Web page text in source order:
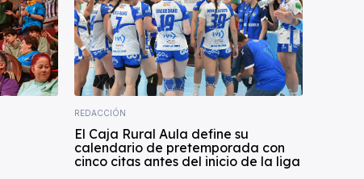
REDACCIÓN
El Caja Rural Aula define su
calendario de pretemporada con
cinco citas antes del inicio de la liga